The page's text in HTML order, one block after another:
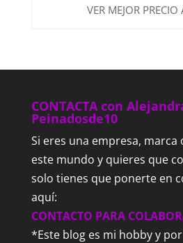
VER MEJOR
CONTACTA con
Peinadosde10
Si eres una empresa,
este mundo y quieres que
solo tienes que ponerte en
aquí:
CONTACTO PARA
*Este blog es mi hobby y